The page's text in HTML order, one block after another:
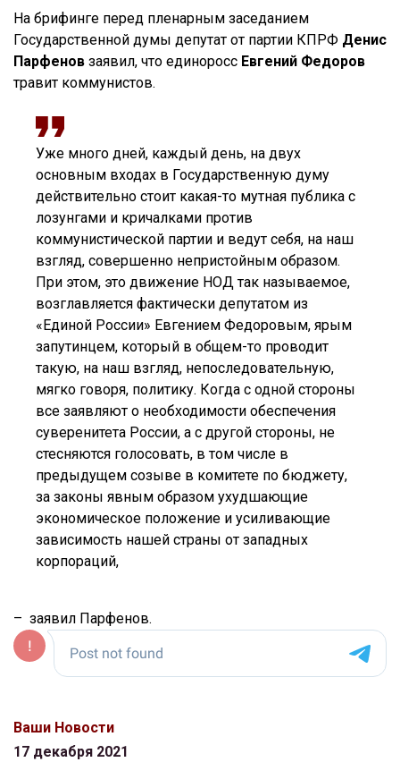
На брифинге перед пленарным заседанием
Государственной думы депутат от партии КПРФ Денис
Парфенов заявил, что единоросс Евгений Федоров
травит коммунистов.
Уже много дней, каждый день, на двух
основным входах в Государственную думу
действительно стоит какая-то мутная публика с
лозунгами и кричалками против
коммунистической партии и ведут себя, на наш
взгляд, совершенно непристойным образом.
При этом, это движение НОД так называемое,
возглавляется фактически депутатом из
«Единой России» Евгением Федоровым, ярым
запутинцем, который в общем-то проводит
такую, на наш взгляд, непоследовательную,
мягко говоря, политику. Когда с одной стороны
все заявляют о необходимости обеспечения
суверенитета России, а с другой стороны, не
стесняются голосовать, в том числе в
предыдущем созыве в комитете по бюджету,
за законы явным образом ухудшающие
экономическое положение и усиливающие
зависимость нашей страны от западных
корпораций,
– заявил Парфенов.
Ваши Новости
17 декабря 2021